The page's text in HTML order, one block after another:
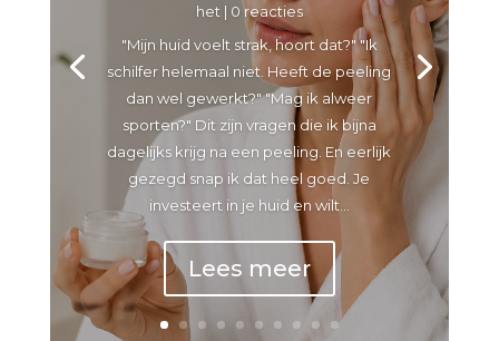
het| 0 reacties
"Mijn huid voelt strak, hoort dat?" "Ik
schilfer helemaal niet. Heeft de peeling
dan wel gewerkt?" "Mag ik alweer
sporten?" Dit zijn vragen die ik bijna
dagelijks krijg na een peeling. En eerlijk
gezegd snap ik dat heel goed. Je
investeert in je huid en wilt...
Lees meer